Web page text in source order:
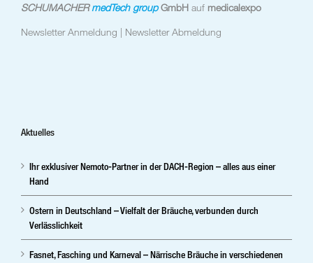
SCHUMACHER medTech groupGmbH auf medicalexpo
Newsletter Anmeldung | Newsletter Abmeldung
Aktuelles
Ihr exklusiver Nemoto-Partner in der DACH-Region – alles aus einer
Hand
Ostern in Deutschland – Vielfalt der Bräuche, verbunden durch
Verlässlichkeit
Fasnet, Fasching und Karneval – Närrische Bräuche in verschiedenen